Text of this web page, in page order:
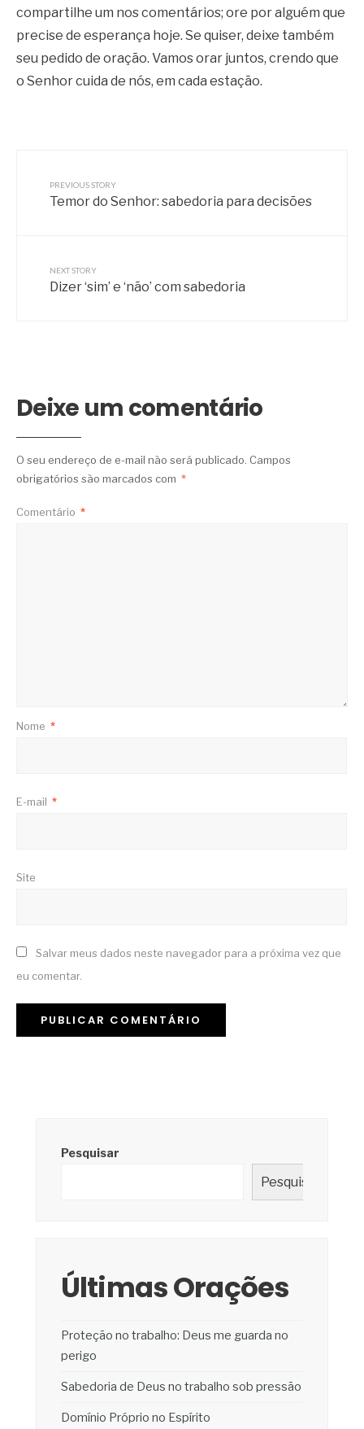
compartilhe um nos comentários; ore por alguém que
precise de esperança hoje. Se quiser, deixe também
seu pedido de oração. Vamos orar juntos, crendo que
o Senhor cuida de nós, em cada estação.
PREVIOUS STORY
Temor do Senhor: sabedoria para decisões
NEXT STORY
Dizer ‘sim’ e ‘não’ com sabedoria
Deixe um comentário
O seu endereço de e-mail não será publicado. Campos
obrigatórios são marcados com *
Comentário *
Nome *
E-mail *
Site
Salvar meus dados neste navegador para a próxima vez que
eu comentar.
Pesquisar
Pesquisar
Últimas Orações
Proteção no trabalho: Deus me guarda no
perigo
Sabedoria de Deus no trabalho sob pressão
Domínio Próprio no Espírito